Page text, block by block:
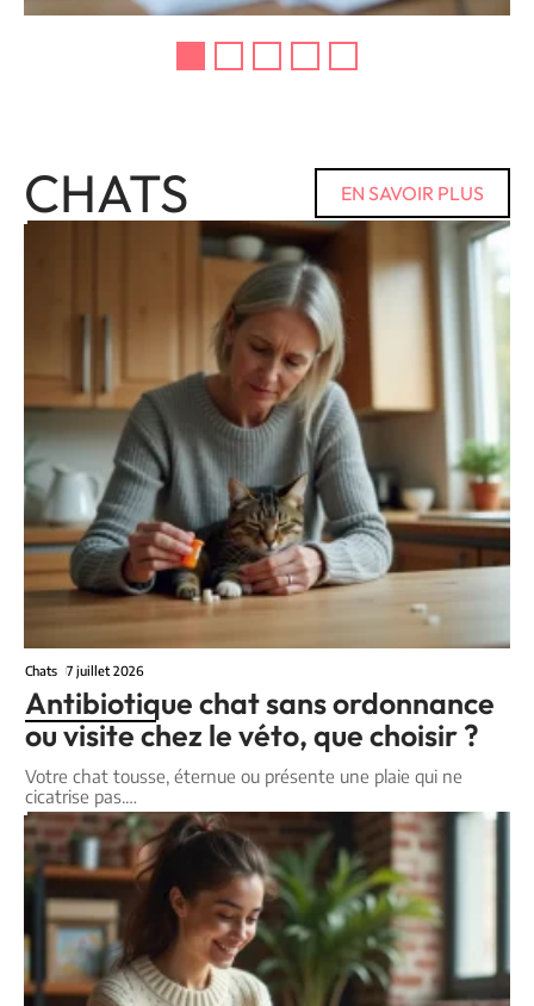
CHATS EN SAVOIR PLUS
Chats 7 juillet 2026
Antibiotique chat sans ordonnance
ou visite chez le véto, que choisir ?
Votre chat tousse, éternue ou présente une plaie qui ne
cicatrise pas.…